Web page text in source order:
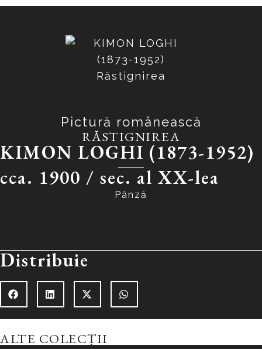
Pictură românească
RĂSTIGNIREA
KIMON LOGHI (1873-1952)
cca. 1900 / sec. al XX-lea
Pânză
Distribuie
ALTE COLECȚII